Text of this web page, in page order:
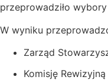
przeprowadziło wybory
W wyniku
Zarząd
Komisję Rewizyjną